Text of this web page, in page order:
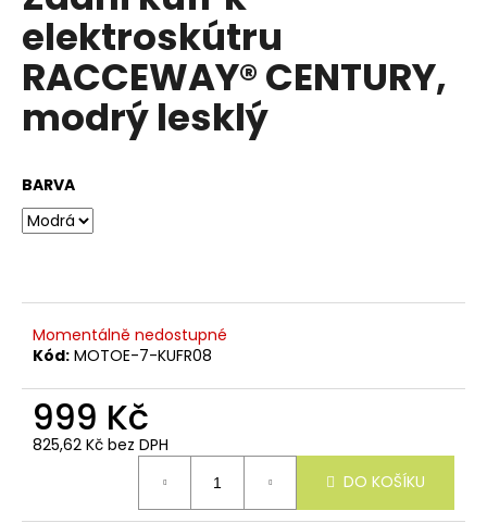
z
5
hvězdiček.
elektroskútru
RACCEWAY® CENTURY,
modrý lesklý
BARVA
Momentálně nedostupné
Kód: MOTOE-7-KUFR08
999 Kč
825,62 Kč bez DPH
DO KOŠÍKU
n
a
j
í
?
HLEDAT
D
o